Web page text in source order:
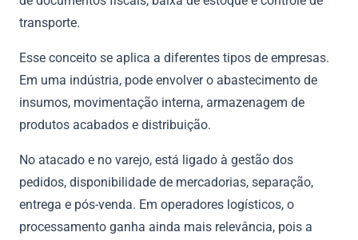
transporte.
Esse conceito se aplica a diferentes tipos de empresas.
Em uma indústria, pode envolver o abastecimento de
insumos, movimentação interna, armazenagem de
produtos acabados e distribuição.
No atacado e no varejo, está ligado à gestão dos
pedidos, disponibilidade de mercadorias, separação,
entrega e pós-venda. Em operadores logísticos, o
processamento ganha ainda mais relevância, pois a